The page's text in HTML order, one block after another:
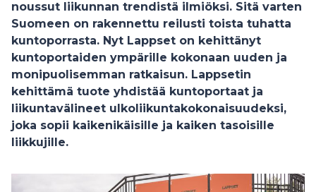
noussut liikunnan trendistä ilmiöksi. Sitä varten
Suomeen on rakennettu reilusti toista tuhatta
kuntoporrasta. Nyt Lappset on kehittänyt
kuntoportaiden ympärille kokonaan uuden ja
monipuolisemman ratkaisun. Lappsetin
kehittämä tuote yhdistää kuntoportaat ja
liikuntavälineet ulkoliikuntakokonaisuudeksi,
joka sopii kaikenikäisille ja kaiken tasoisille
liikkujille.